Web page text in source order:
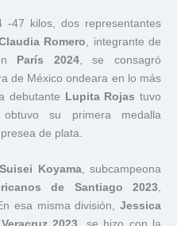
47 kilos, dos representantes
Romero , integrante de
París 2024, se consagró
de México ondeara en lo más
debutante
Lupita Rojas tuvo
su primera medalla
de plata.
Suisei Koyama, subcampeona
de Santiago 2023
esa misma división, Jessica